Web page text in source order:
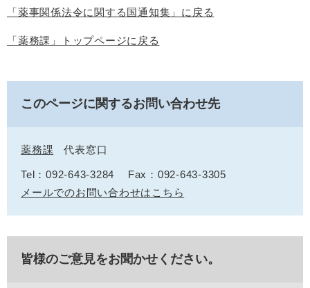
「薬事関係法令に関する国通知集」に戻る
「薬務課」トップページに戻る
このページに関するお問い合わせ先
薬務課 代表窓口
Tel：092-643-3284
Fax：092-643-3305
メールでのお問い合わせはこちら
皆様のご意見をお聞かせください。